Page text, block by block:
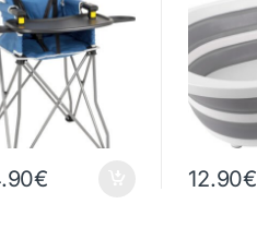
lahko izberete na strani izdelka
€ 12.90€